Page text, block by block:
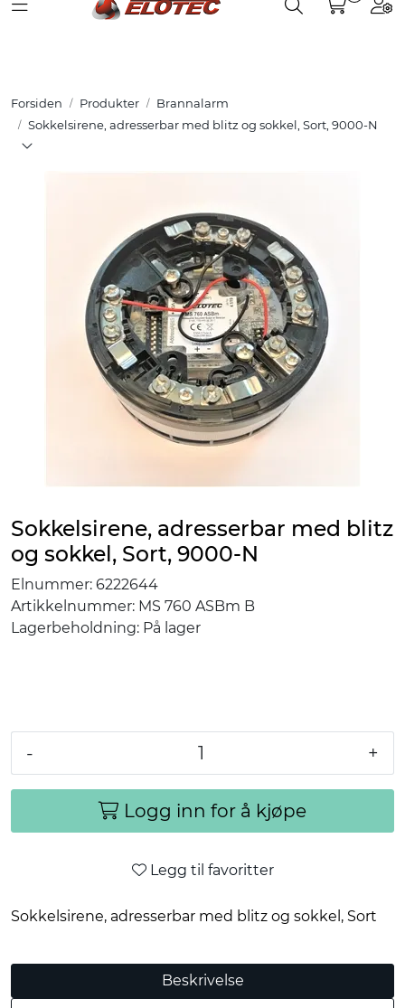
Skip to main content Partnerweb
Toggle navigation Toggle search
Forsiden Produkter
Brannalarm
Sokkelsirene, adresserbar med blitz og sokkel, Sort, 9000-N
Sokkelsirene, adresserbar med blitz
og sokkel, Sort, 9000-N
Elnummer: 6222644
Artikkelnummer: MS 760 ASBm B
Lagerbeholdning: På lager
- +
Logg inn for å kjøpe
Legg til favoritter
Sokkelsirene, adresserbar med blitz og sokkel, Sort
Beskrivelse
Løsninger
Hjelpesenter
Referanser
Nettbutikk